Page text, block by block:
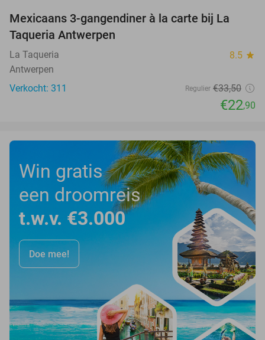
32%
Mexicaans 3-gangendiner à la carte bij La
Taqueria Antwerpen
La Taqueria 8.5 star
Antwerpen
Verkocht: 311
Regulier €33,50
€22,90
Win gratis
een droomreis
t.w.v. €3.000
Doe mee!